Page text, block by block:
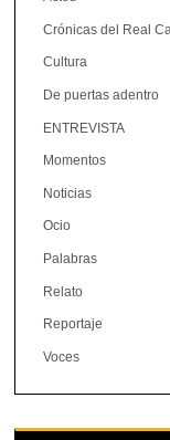
Crónicas del Real
Cultura
De puertas adentro
ENTREVISTA
Momentos
Noticias
Ocio
Palabras
Relato
Reportaje
Voces